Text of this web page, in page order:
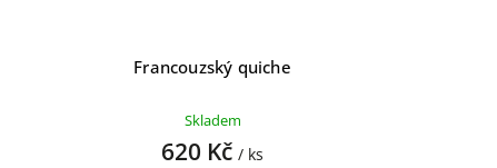
Francouzský quiche
Skladem
620 Kč / ks